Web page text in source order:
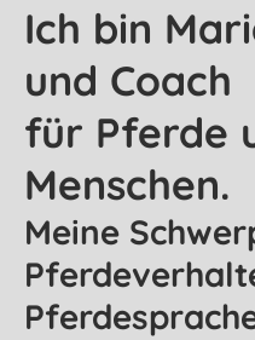
Ich bin
und Coach
für Pferde
Menschen.
Meine